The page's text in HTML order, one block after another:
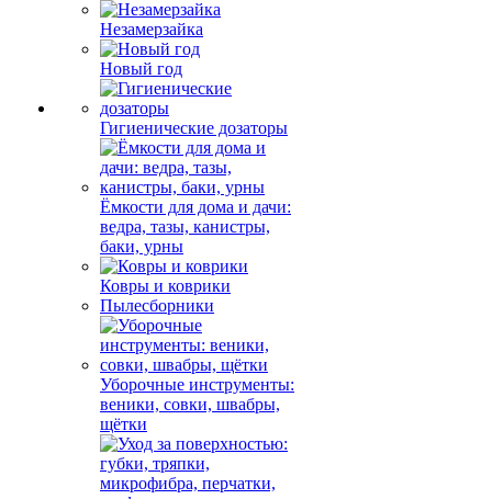
Незамерзайка
Новый год
Гигиенические дозаторы
Ёмкости для дома и дачи:
ведра, тазы, канистры,
баки, урны
Ковры и коврики
Пылесборники
Уборочные инструменты:
веники, совки, швабры,
щётки